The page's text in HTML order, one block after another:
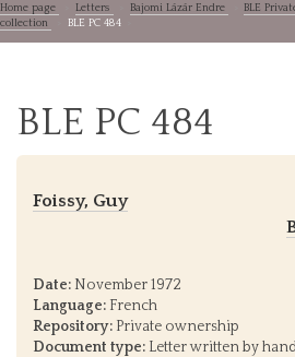
Home page Letters Bajomi Lázár Endre
BLE
collection
BLE PC 484
BLE PC 484
Foissy, Guy
Date: November 1972
Language: French
Repository: Private ownership
Document type: Letter written by